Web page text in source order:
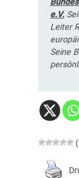
e.V.
Leiter
Seine